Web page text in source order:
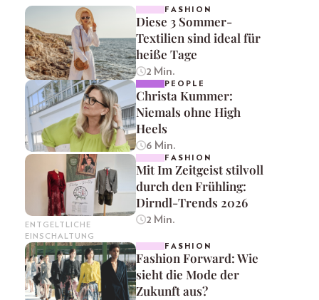
FASHION
Diese 3 Sommer-
Textilien sind ideal für
heiße Tage
2 Min.
PEOPLE
Christa Kummer:
Niemals ohne High
Heels
6 Min.
ENTGELTLICHE
EINSCHALTUNG
FASHION
Mit Im Zeitgeist stilvoll
durch den Frühling:
Dirndl-Trends 2026
2 Min.
FASHION
Fashion Forward: Wie
sieht die Mode der
Zukunft aus?